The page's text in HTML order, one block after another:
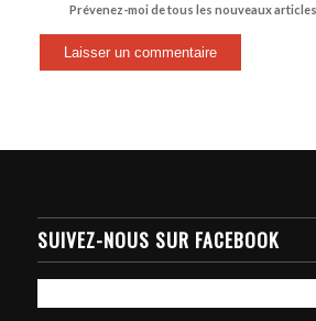
Prévenez-moi de tous les nouveaux
SUIVEZ-NOUS SUR FACEBOOK